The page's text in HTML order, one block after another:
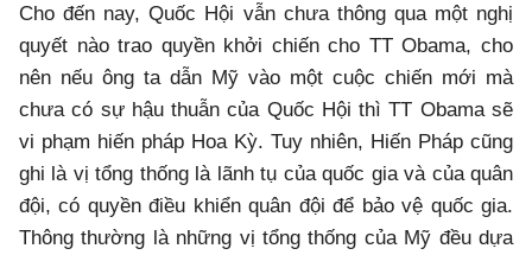
Cho đến nay, Quốc Hội vẫn chưa thông qua một nghị
quyết nào trao quyền khởi chiến cho TT Obama, cho
nên nếu ông ta dẫn Mỹ vào một cuộc chiến mới mà
chưa có sự hậu thuẫn của Quốc Hội thì TT Obama sẽ
vi phạm hiến pháp Hoa Kỳ. Tuy nhiên, Hiến Pháp cũng
ghi là vị tổng thống là lãnh tụ của quốc gia và của quân
đội, có quyền điều khiển quân đội để bảo vệ quốc gia.
Thông thường là những vị tổng thống của Mỹ đều dựa